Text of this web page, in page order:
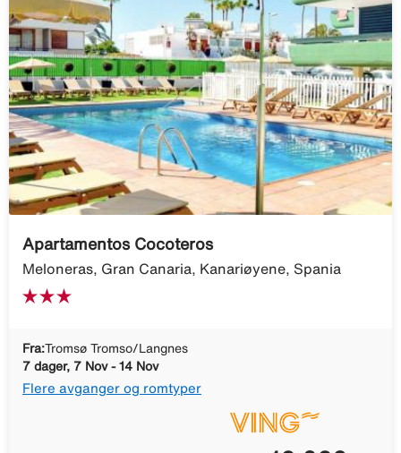
Apartamentos Cocoteros
Meloneras, Gran Canaria, Kanariøyene, Spania
Fra:Tromsø Tromso/Langnes
7 dager, 7 Nov - 14 Nov
Flere avganger og romtyper